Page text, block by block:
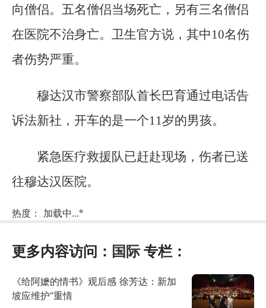
向僧侣。五名僧侣当场死亡，另有三名僧侣
在医院不治身亡。卫生官方说，其中10名伤
者伤势严重。
穆达汉市警察部队首长巴育通过电话告
诉法新社，开车的是一个11岁的男孩。
紧急医疗救援队已赶赴现场，伤者已送
往穆达汉医院。
热度： 加载中...°
更多内容访问： 国际专栏：
《给阿嬷的情书》观后感 徐芳达：新加
坡应维护“重情